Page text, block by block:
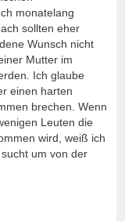
monatelang
sollten eher
Wunsch nicht
Mutter im
Ich glaube
einen harten
brechen. Wenn
Leuten die
wird, weiß ich
um von der